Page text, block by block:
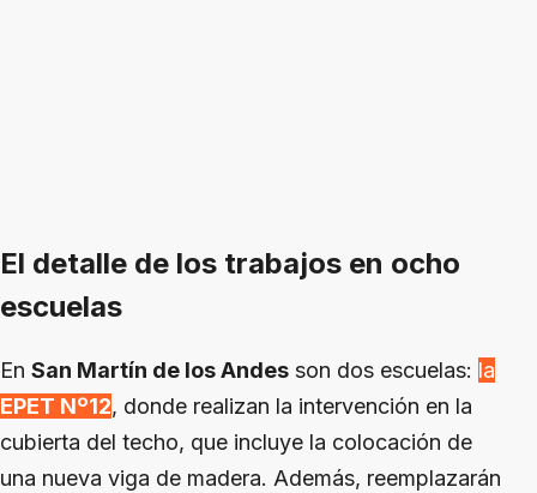
El detalle de los trabajos en ocho
escuelas
En San Martín de los Andes son dos escuelas: la
EPET Nº12, donde realizan la intervención en la
cubierta del techo, que incluye la colocación de
una nueva viga de madera. Además, reemplazarán